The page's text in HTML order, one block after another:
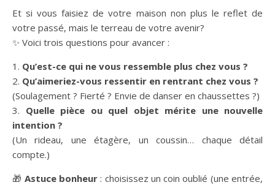
Et si vous faisiez de votre maison non plus le reflet de
votre passé, mais le terreau de votre avenir?
✨ Voici trois questions pour avancer :
1. Qu’est-ce qui ne vous ressemble plus chez vous ?
2. Qu’aimeriez-vous ressentir en rentrant chez vous ?
(Soulagement ? Fierté ? Envie de danser en chaussettes ?)
3. Quelle pièce ou quel objet mérite une nouvelle
intention ?
(Un rideau, une étagère, un coussin… chaque détail
compte.)
🎁 Astuce bonheur: choisissez un coin oublié (une entrée,